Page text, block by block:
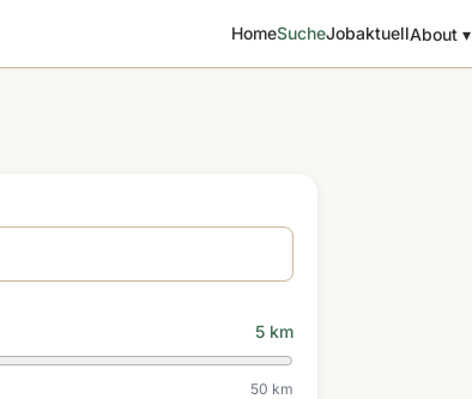
HomeSucheJobaktuellAbout ▾
5 km
50 km